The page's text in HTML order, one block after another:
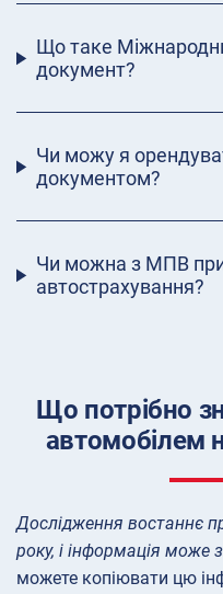
Що таке
документ?
Чи можу я
документом?
Чи можна з МПВ
автострахування?
Що потрібно
автомобілем
Дослідження востаннє
року, і інформація може
можете копіювати цю